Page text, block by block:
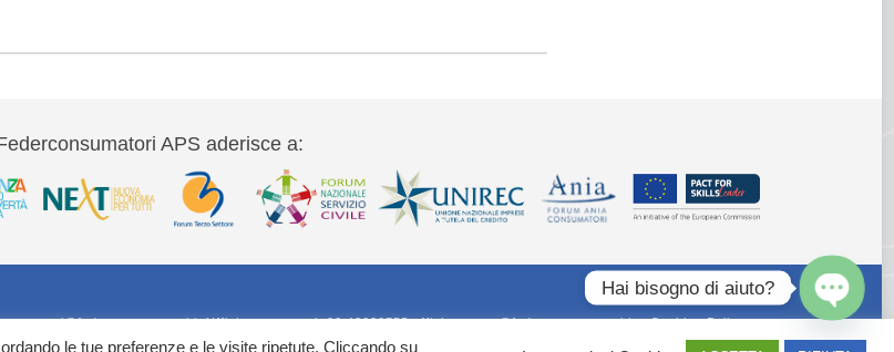
APS aderisce a:
Ufficio stampa tel: 06 42020755 ufficiostampa@federconsumatori.it -Cookies Policy
le tue preferenze e le visite ripetute. Cliccando su
Hai bisogno di aiuto?